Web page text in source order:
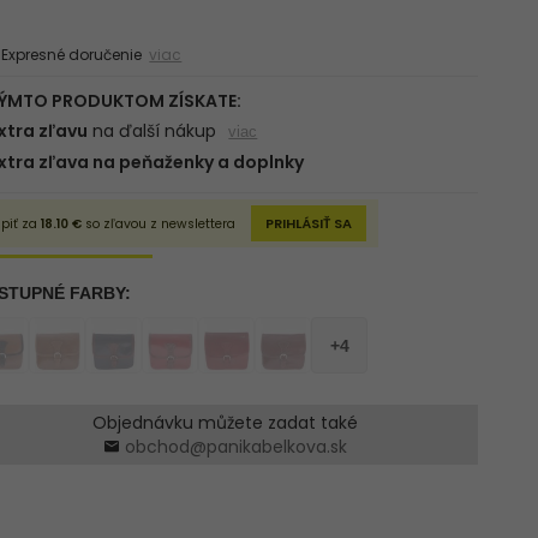
doručenie viac
Objednávku můžete zadat také
obchod@panikabelkova.sk